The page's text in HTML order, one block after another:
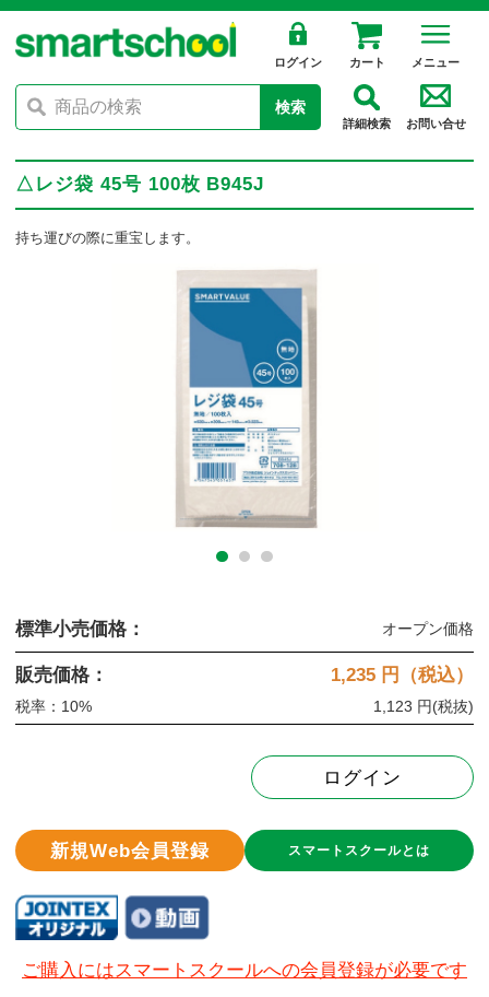
ログイン カート メニュー
検索
詳細検索 お問い合せ
△レジ袋 45号 100枚 B945J
持ち運びの際に重宝します。
標準小売価格： オープン価格
販売価格： 1,235 円（税込）
税率：10% 1,123 円(税抜)
ログイン
新規Web会員登録 スマートスクールとは
ご購入にはスマートスクールへの会員登録が必要です